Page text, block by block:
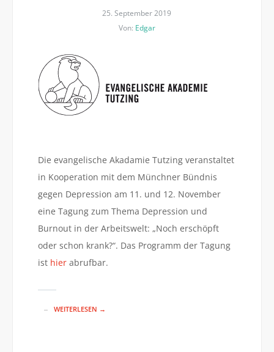
25. September 2019
Von: Edgar
Die evangelische Akadamie Tutzing veranstaltet
in Kooperation mit dem Münchner Bündnis
gegen Depression am 11. und 12. November
eine Tagung zum Thema Depression und
Burnout in der Arbeitswelt: „Noch erschöpft
oder schon krank?“. Das Programm der Tagung
ist hierabrufbar.
WEITERLESEN →